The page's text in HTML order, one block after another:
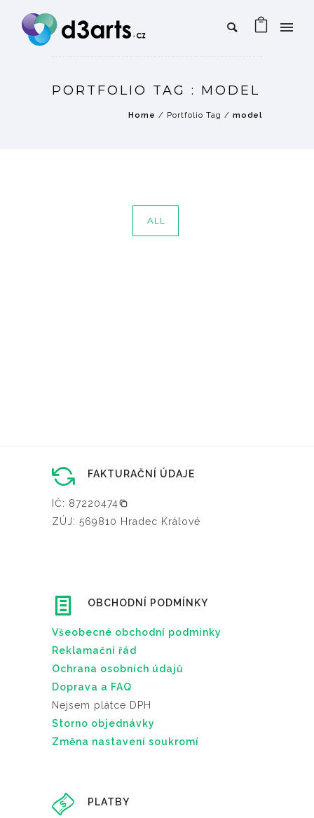
PORTFOLIO TAG : MODEL
Home / Portfolio Tag / model
ALL
FAKTURAČNÍ ÚDAJE
IČ: 87220474
ZÚJ: 569810 Hradec Králové
OBCHODNÍ PODMÍNKY
Všeobecné obchodní podmínky
Reklamační řád
Ochrana osobních údajů
Doprava a FAQ
Nejsem plátce DPH
Storno objednávky
Změna nastavení soukromí
PLATBY